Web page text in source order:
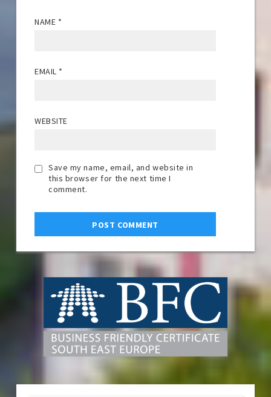
NAME *
EMAIL *
WEBSITE
Save my name, email, and website in
this browser for the next time I
comment.